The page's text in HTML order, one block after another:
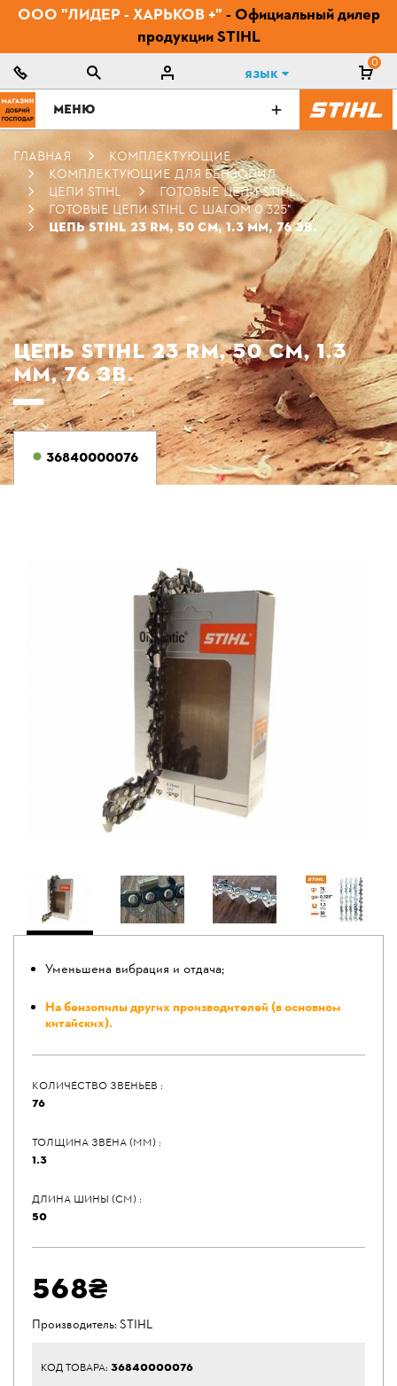
ООО "ЛИДЕР - ХАРЬКОВ +" - Официальный дилер
продукции STIHL
Язык
0
МЕНЮ
ГЛАВНАЯ
КОМПЛЕКТУЮЩИЕ
КОМПЛЕКТУЮЩИЕ ДЛЯ БЕНЗОПИЛ
ЦЕПИ STIHL
ГОТОВЫЕ ЦЕПИ STIHL
ГОТОВЫЕ ЦЕПИ STIHL С ШАГОМ 0.325"
ЦЕПЬ STIHL 23 RM, 50 СМ, 1.3 ММ, 76 ЗВ.
ЦЕПЬ STIHL 23 RM, 50 СМ, 1.3
ММ, 76 ЗВ.
36840000076
Уменьшена вибрация и отдача;
На бензопилы других производителей (в основном
китайских).
КОЛИЧЕСТВО ЗВЕНЬЕВ :
76
ТОЛЩИНА ЗВЕНА (ММ) :
1.3
ДЛИНА ШИНЫ (СМ) :
50
568₴
Производитель:STIHL
КОД ТОВАРА: 36840000076